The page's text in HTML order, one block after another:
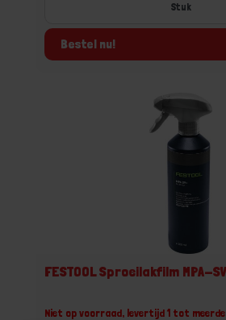
Stuk
Bestel nu!
FESTOOL Sproeilakfilm MPA-
Niet op voorraad, levertijd 1 tot